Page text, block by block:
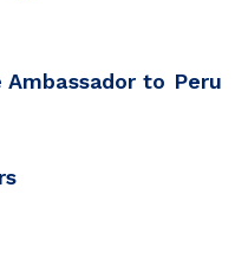
to Peru